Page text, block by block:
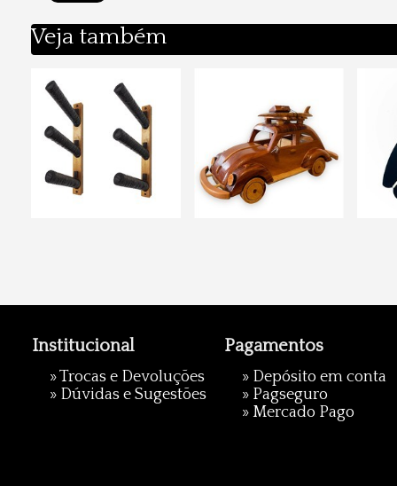
Veja também
Institucional
»Trocas e Devoluções
» Dúvidas e Sugestões
Pagamentos
» Depósito em conta
» Pagseguro
» Mercado Pago